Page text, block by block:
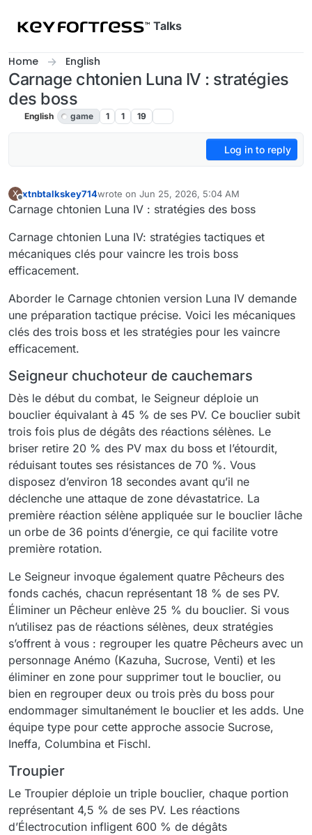
Talks
Home English
Carnage chtonien Luna IV : stratégies
des boss
English game 1 1 19
Log in to reply
X xtnbtalkskey714wrote on Jun 25, 2026, 5:04 AM
last edited by
Carnage chtonien Luna IV : stratégies des boss
Carnage chtonien Luna IV: stratégies tactiques et
mécaniques clés pour vaincre les trois boss
efficacement.
Aborder le Carnage chtonien version Luna IV demande
une préparation tactique précise. Voici les mécaniques
clés des trois boss et les stratégies pour les vaincre
efficacement.
Seigneur chuchoteur de cauchemars
Dès le début du combat, le Seigneur déploie un
bouclier équivalant à 45 % de ses PV. Ce bouclier subit
trois fois plus de dégâts des réactions sélènes. Le
briser retire 20 % des PV max du boss et l’étourdit,
réduisant toutes ses résistances de 70 %. Vous
disposez d’environ 18 secondes avant qu’il ne
déclenche une attaque de zone dévastatrice. La
première réaction sélène appliquée sur le bouclier lâche
un orbe de 36 points d’énergie, ce qui facilite votre
première rotation.
Le Seigneur invoque également quatre Pêcheurs des
fonds cachés, chacun représentant 18 % de ses PV.
Éliminer un Pêcheur enlève 25 % du bouclier. Si vous
n’utilisez pas de réactions sélènes, deux stratégies
s’offrent à vous : regrouper les quatre Pêcheurs avec un
personnage Anémo (Kazuha, Sucrose, Venti) et les
éliminer en zone pour supprimer tout le bouclier, ou
bien en regrouper deux ou trois près du boss pour
endommager simultanément le bouclier et les adds. Une
équipe type pour cette approche associe Sucrose,
Ineffa, Columbina et Fischl.
Troupier
Le Troupier déploie un triple bouclier, chaque portion
représentant 4,5 % de ses PV. Les réactions
d’Électrocution infligent 600 % de dégâts